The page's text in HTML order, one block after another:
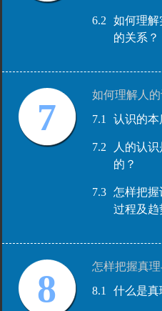
6.2
如何理解
的关系？
7
如何理解人的
7.1
认识的本
7.2
人的认
的？
7.3
怎样把握
过程及趋
8
怎样把握真
8.1
什么是真